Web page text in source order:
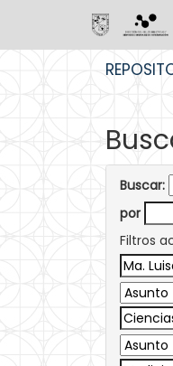
Buscar:
por
Filtros